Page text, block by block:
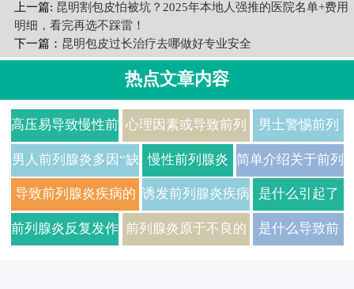
上一篇: 昆明割包皮怕被坑？2025年本地人强推的医院名单+费用
明细，看完再选不踩雷！
下一篇： 昆明包皮过长治疗去哪做好专业安全
热点文章内容
高压易导致慢性前
列腺炎
心理因素或导致前列
腺疼痛
男士警惕前列
腺炎被误诊
男人前列腺炎多因“缺
水”所致
慢性前列腺炎
是否导致前列
腺癌
简单介绍关于前列
腺炎的病因
导致前列腺炎疾病的
不良习惯
诱发前列腺炎疾病
的因素有多种
是什么引起了
前列腺炎发生
前列腺炎反复发作 前列腺炎原于不良的 是什么导致前